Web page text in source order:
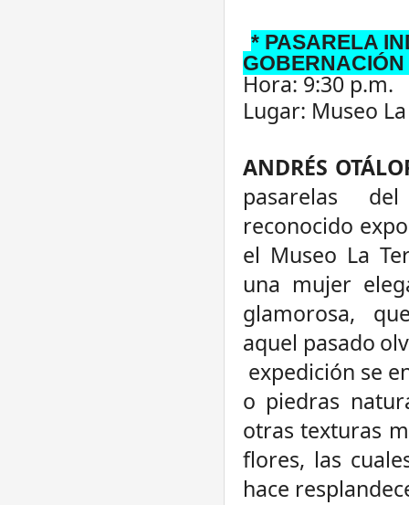
* PASARELA
Hora: 9:30 p.m.
Lugar: Museo
ANDRÉS
pasarelas
reconocido
el Museo La
una mujer
glamorosa,
aquel pasado
expedición se
o piedras
otras texturas
flores, las
hace